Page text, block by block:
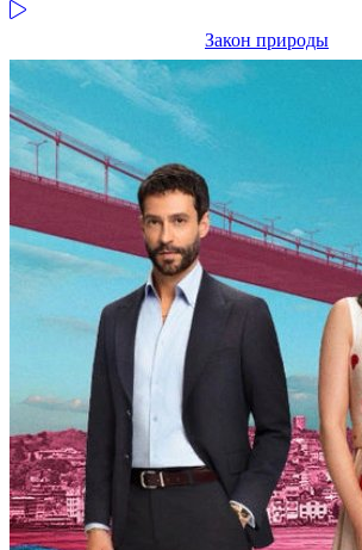
Закон природы